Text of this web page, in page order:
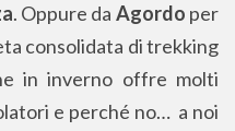
. Oppure da Agordo per
consolidata di trekking
in inverno offre molti
e perché no… a noi